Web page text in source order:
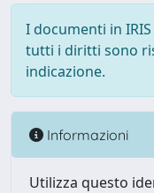
I documenti in
tutti i diritti sono
indicazione.
Informazioni
Utilizza questo